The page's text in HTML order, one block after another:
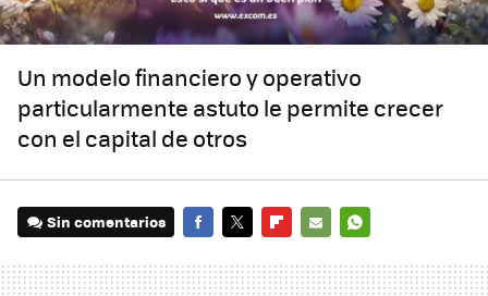
Un modelo financiero y operativo
particularmente astuto le permite crecer
con el capital de otros
Sin comentarios
MAIL